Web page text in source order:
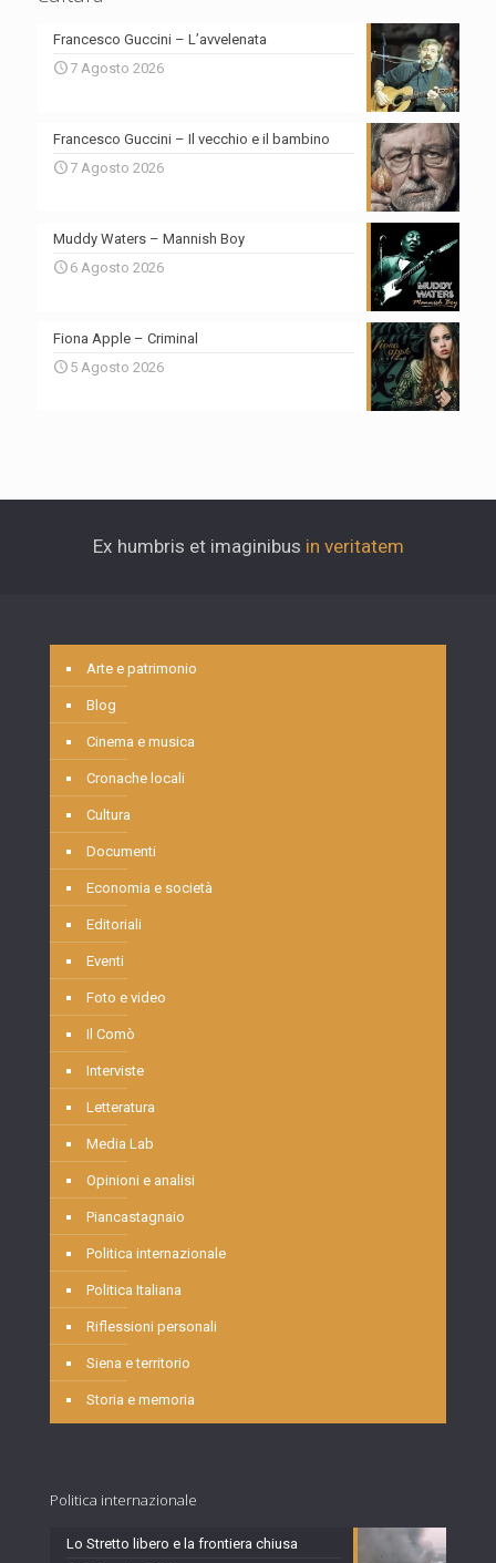
Francesco Guccini – L’avvelenata
7 Agosto 2026
Francesco Guccini – Il vecchio e il bambino
7 Agosto 2026
Muddy Waters – Mannish Boy
6 Agosto 2026
Fiona Apple – Criminal
5 Agosto 2026
Ex humbris et imaginibus in veritatem
Arte e patrimonio
Blog
Cinema e musica
Cronache locali
Cultura
Documenti
Economia e società
Editoriali
Eventi
Foto e video
Il Comò
Interviste
Letteratura
Media Lab
Opinioni e analisi
Piancastagnaio
Politica internazionale
Politica Italiana
Riflessioni personali
Siena e territorio
Storia e memoria
Politica internazionale
Lo Stretto libero e la frontiera chiusa